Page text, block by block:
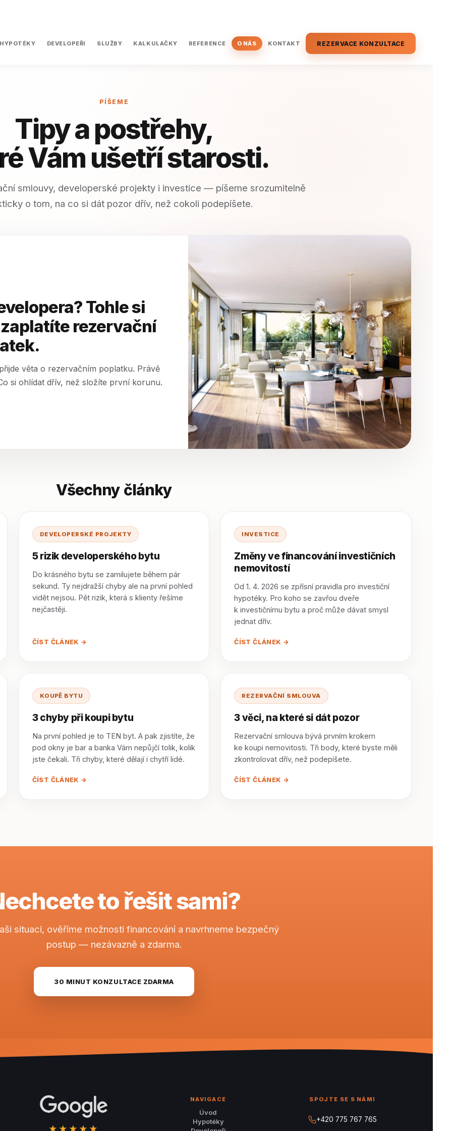
HYPOTÉKY DEVELOPEŘI SLUŽBY KALKULAČKY REFERENCE O NÁS KONTAKT REZERVACE KONZULTACE
PÍŠEME
Tipy a postřehy,
Vám ušetří starosti.
smlouvy, developerské projekty i investice — píšeme srozumitelně
o tom, na co si dát pozor dřív, než cokoli podepíšete.
Tohle si
rezervační
věta o rezervačním poplatku. Právě
si ohlídat dřív, než složíte první korunu.
Všechny články
DEVELOPERSKÉ PROJEKTY
5 rizik developerského bytu
Do krásného bytu se zamilujete během pár
sekund. Ty nejdražší chyby ale na první pohled
vidět nejsou. Pět rizik, která s klienty řešíme
nejčastěji.
ČÍST ČLÁNEK →
INVESTICE
Změny ve financování investičních
nemovitostí
Od 1. 4. 2026 se zpřísní pravidla pro investiční
hypotéky. Pro koho se zavřou dveře
k investičnímu bytu a proč může dávat smysl
jednat dřív.
ČÍST ČLÁNEK →
KOUPĚ BYTU
3 chyby při koupi bytu
Na první pohled je to TEN byt. A pak zjistíte, že
pod okny je bar a banka Vám nepůjčí tolik, kolik
jste čekali. Tři chyby, které dělají i chytří lidé.
ČÍST ČLÁNEK →
REZERVAČNÍ SMLOUVA
3 věci, na které si dát pozor
Rezervační smlouva bývá prvním krokem
ke koupi nemovitosti. Tři body, které byste měli
zkontrolovat dřív, než podepíšete.
ČÍST ČLÁNEK →
to řešit sami?
situaci, ověříme možnosti financování a navrhneme bezpečný
postup — nezávazně a zdarma.
30 MINUT KONZULTACE ZDARMA
★★★★★
NAVIGACE
Úvod
Hypotéky
SPOJTE SE S NÁMI
+420 775 767 765